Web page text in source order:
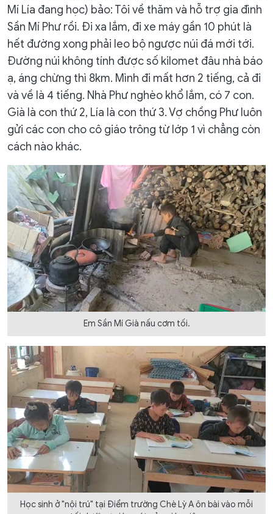
Mí Lía đang học) bảo: Tôi về thăm và hỗ trợ gia đình
Sần Mí Phư rồi. Đi xa lắm, đi xe máy gần 10 phút là
hết đường xong phải leo bộ ngược núi đá mới tới.
Đường núi không tính được số kilomet đâu nhà báo
ạ, áng chừng thì 8km. Mình đi mất hơn 2 tiếng, cả đi
và về là 4 tiếng. Nhà Phư nghèo khổ lắm, có 7 con.
Già là con thứ 2, Lía là con thứ 3. Vợ chồng Phư luôn
gửi các con cho cô giáo trông từ lớp 1 vì chẳng còn
cách nào khác.
Em Sần Mí Già nấu cơm tối.
Học sinh ở "nội trú" tại Điểm trường Chè Lỳ A ôn bài vào mỗi